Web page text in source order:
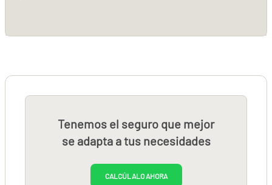
Tenemos el seguro que mejor
se adapta a tus necesidades
CALCÚLALO AHORA